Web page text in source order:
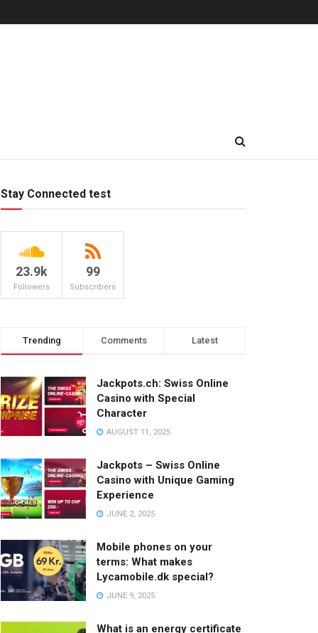
Stay Connected test
23.9k
Followers
99
Subscribers
Trending Comments Latest
Jackpots.ch: Swiss Online
Casino with Special
Character
AUGUST 11, 2025
Jackpots – Swiss Online
Casino with Unique Gaming
Experience
JUNE 2, 2025
Mobile phones on your
terms: What makes
Lycamobile.dk special?
JUNE 9, 2025
What is an energy certificate